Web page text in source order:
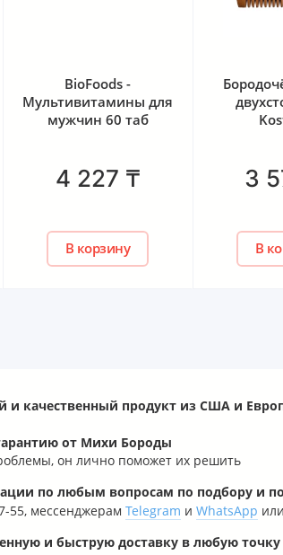
для
60 таб
₸
Бородочёс гребень
двухсторонний
₸
и качественный продукт из США и
от Михи Бороды
он лично поможет их решить
по любым вопросам по подбору и
55, мессенджерам Telegram и WhatsApp или
и быструю доставку в любую